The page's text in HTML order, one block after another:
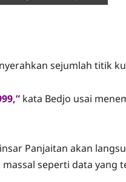
sejumlah titik
kata Bedjo usai
Panjaitan akan
seperti data yang